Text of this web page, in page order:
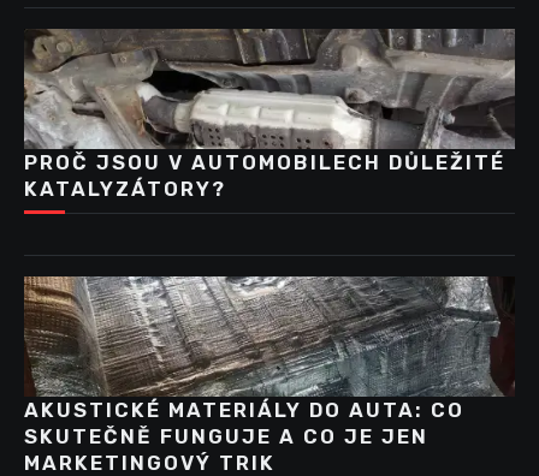
PROČ JSOU V AUTOMOBILECH DŮLEŽITÉ
KATALYZÁTORY?
AKUSTICKÉ MATERIÁLY DO AUTA: CO
SKUTEČNĚ FUNGUJE A CO JE JEN
MARKETINGOVÝ TRIK